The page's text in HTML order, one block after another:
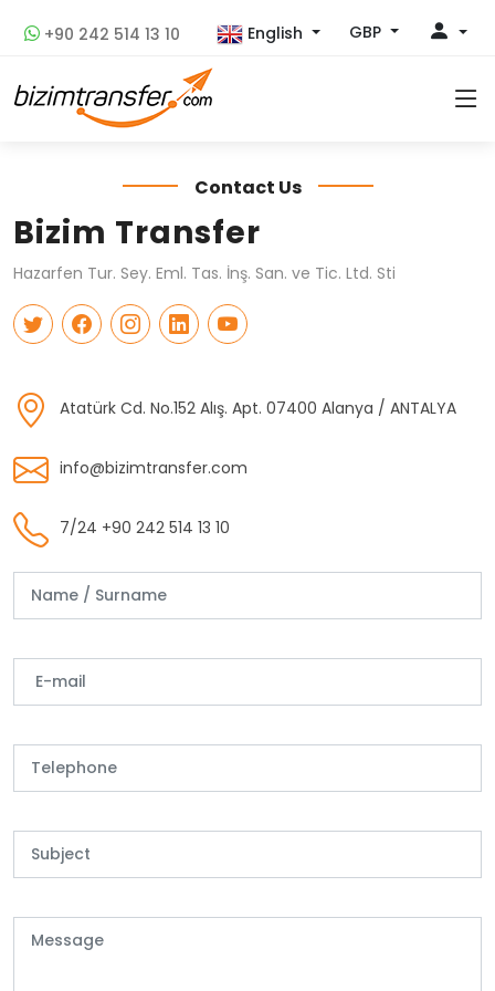
+90 242 514 13 10 English GBP
Contact Us
Bizim Transfer
Hazarfen Tur. Sey. Eml. Tas. İnş. San. ve Tic. Ltd. Sti
Atatürk Cd. No.152 Alış. Apt. 07400 Alanya / ANTALYA
info@bizimtransfer.com
7/24 +90 242 514 13 10